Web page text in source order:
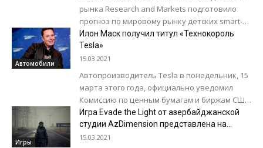
рынка Research and Markets подготовило
прогноз по мировому рынку детских smart-
часов. Судя по прогнозу, эта категория
носимых электронных устройств в...
Автомобили
Илон Маск получил титул «Технокороль
Tesla»
15.03.2021
Автопроизводитель Tesla в понедельник, 15
марта этого года, официально уведомил
Комиссию по ценным бумагам и биржам США
о появлении новых должностей. Ранее Илон
Маск занимал...
Игры
Игра Evade the Light от азербайджанской
студии AzDimension представлена на
международном конкурсе
15.03.2021